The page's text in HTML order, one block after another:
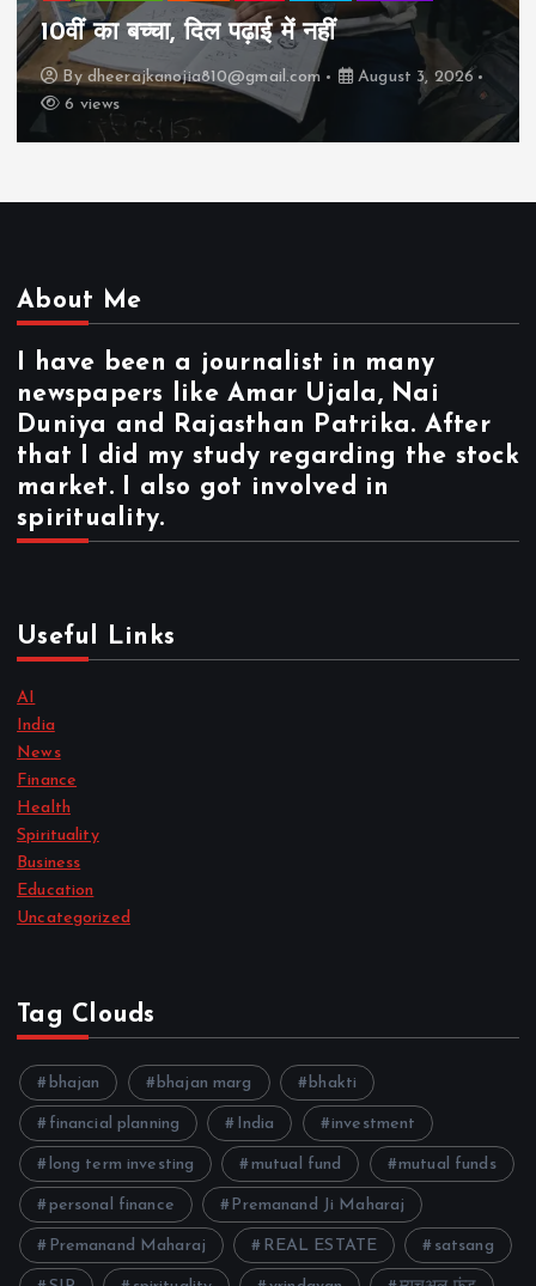
10वीं का बच्चा, दिल पढ़ाई में नहीं
By dheerajkanojia810@gmail.com
August 3, 2026
6 views
About Me
I have been a journalist in many
newspapers like Amar Ujala, Nai
Duniya and Rajasthan Patrika. After
that I did my study regarding the stock
market. I also got involved in
spirituality.
Useful Links
AI
India
News
Finance
Health
Spirituality
Business
Education
Uncategorized
Tag Clouds
bhajan bhajan marg bhakti
financial planning India investment
long term investing mutual fund mutual funds
personal finance Premanand Ji Maharaj
Premanand Maharaj REAL ESTATE satsang